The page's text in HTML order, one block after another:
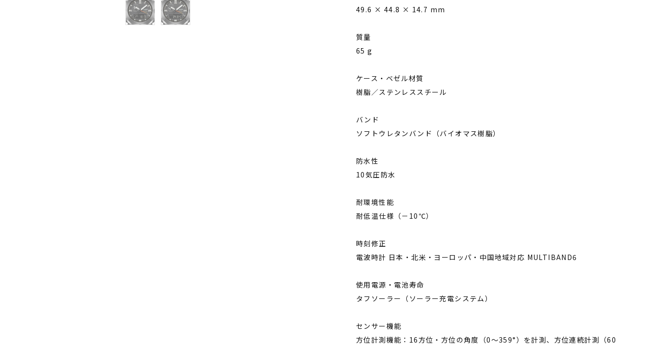
49.6 × 44.8 × 14.7 mm
質量
65 g
ケース・ベゼル材質
樹脂／ステンレススチール
バンド
ソフトウレタンバンド（バイオマス樹脂）
防水性
10気圧防水
耐環境性能
耐低温仕様（－10℃）
時刻修正
電波時計 日本・北米・ヨーロッパ・中国地域対応 MULTIBAND6
使用電源・電池寿命
タフソーラー（ソーラー充電システム）
センサー機能
方位計測機能：16方位・方位の角度（0～359°）を計測、方位連続計測（60